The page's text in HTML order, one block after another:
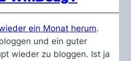
ein Monat herum.
und ein guter
wieder zu bloggen. Ist ja